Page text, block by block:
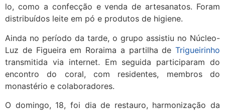
lo, como a confecção e venda de artesanatos. Foram
distribuídos leite em pó e produtos de higiene.
Ainda no período da tarde, o grupo assistiu no Núcleo-
Luz de Figueira em Roraima a partilha de Trigueirinho
transmitida via internet. Em seguida participaram do
encontro do coral, com residentes, membros do
monastério e colaboradores.
O domingo, 18, foi dia de restauro, harmonização da